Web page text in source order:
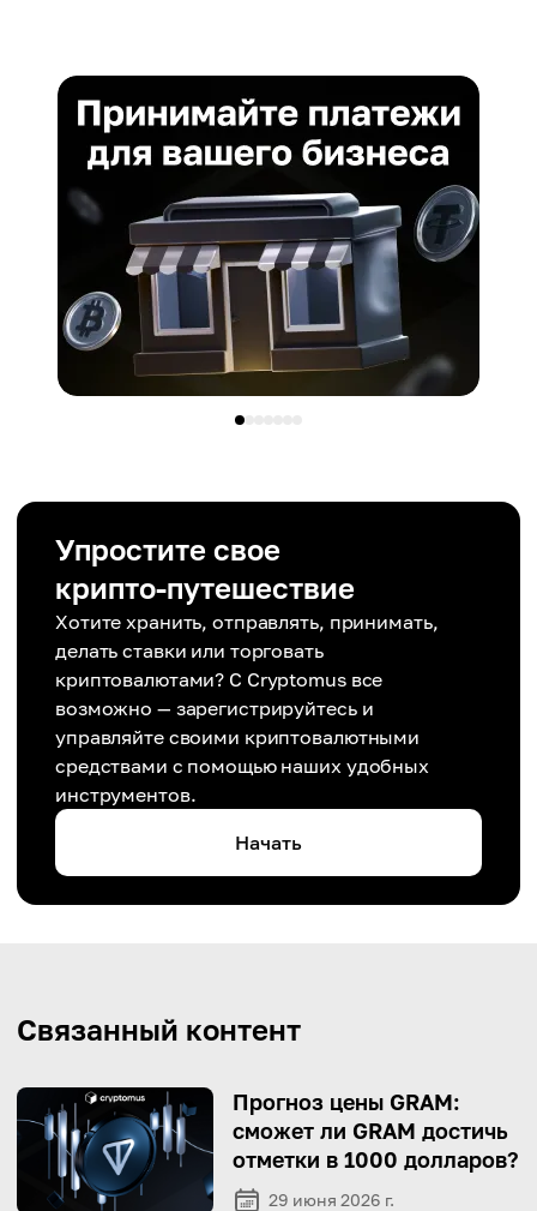
Упростите свое
крипто-путешествие
Хотите хранить, отправлять, принимать,
делать ставки или торговать
криптовалютами? С Cryptomus все
возможно — зарегистрируйтесь и
управляйте своими криптовалютными
средствами с помощью наших удобных
инструментов.
Начать
Связанный контент
Прогноз цены GRAM:
сможет ли GRAM достичь
отметки в 1000 долларов?
29 июня 2026 г.